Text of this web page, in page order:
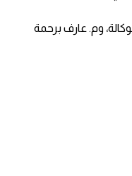
وم. عارف برحمة